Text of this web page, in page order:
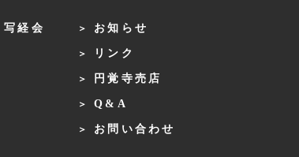
写経会 お知らせ
リンク
円覚寺売店
Q&A
お問い合わせ